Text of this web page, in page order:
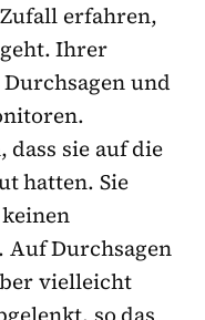
erfahren,
Ihrer
Durchsagen und
sie auf die
hatten. Sie
Durchsagen
vielleicht